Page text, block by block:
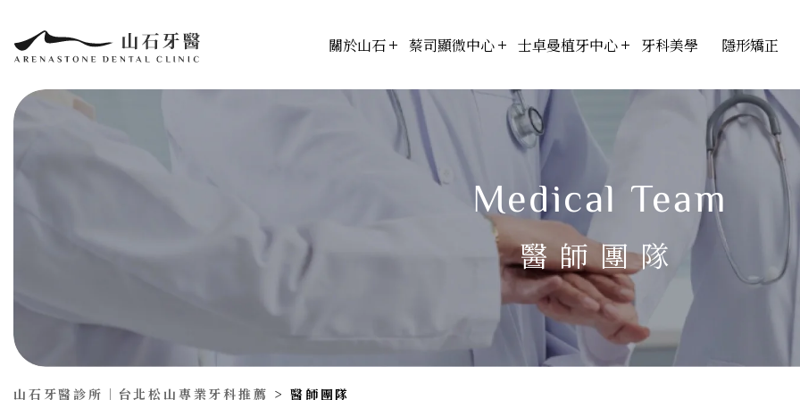
關於山石 蔡司顯微中心 士卓曼植牙中心 牙科美學 隱形矯正
Medical Team
醫師團隊
山石牙醫診所｜台北松山專業牙科推薦 >醫師團隊